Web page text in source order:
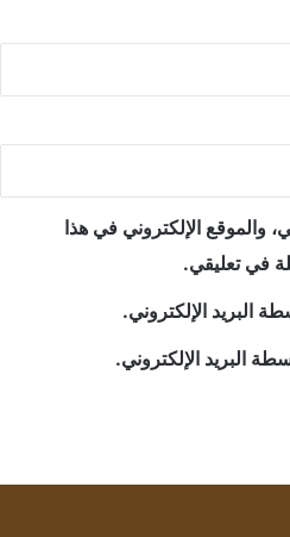
والموقع الإلكتروني في هذا
في تعليقي.
البريد الإلكتروني.
البريد الإلكتروني.